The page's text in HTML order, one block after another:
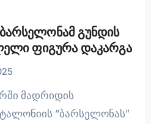
გუნდის
ფიგურა დაკარგა
“ბარსელონას”